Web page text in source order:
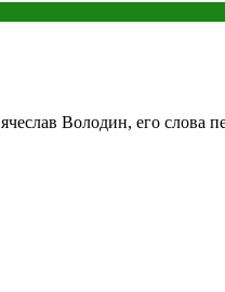
Володин, его слова